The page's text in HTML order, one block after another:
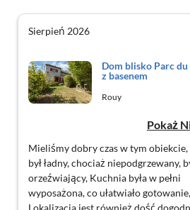
Sierpień 2026
Dom blisko Parc
z basenem
Rouy
Pokaż
Mieliśmy dobry czas w tym obiekcie,
był ładny, chociaż niepodgrzewany,
orzeźwiający, Kuchnia była w pełni
wyposażona, co ułatwiało gotowanie,